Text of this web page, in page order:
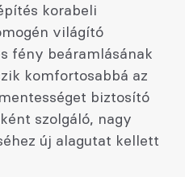
korabeli
világító
fény beáramlásának
komfortosabbá az
biztosító
szolgáló, nagy
új alagutat kellett